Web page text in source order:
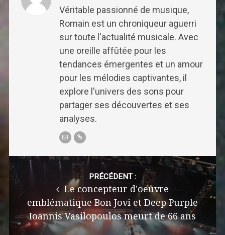
Véritable passionné de musique,
Romain est un chroniqueur aguerri
sur toute l'actualité musicale. Avec
une oreille affûtée pour les
tendances émergentes et un amour
pour les mélodies captivantes, il
explore l'univers des sons pour
partager ses découvertes et ses
analyses.
Post
navigation
PRÉCÉDENT :
Le concepteur d'oeuvre
emblématique Bon Jovi et Deep Purple
Ioannis Vasilopoulos meurt de 66 ans